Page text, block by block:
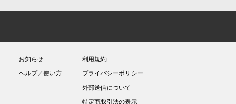
お知らせ
ヘルプ／使い方
利用規約
プライバシーポリシー
外部送信について
特定商取引法の表示